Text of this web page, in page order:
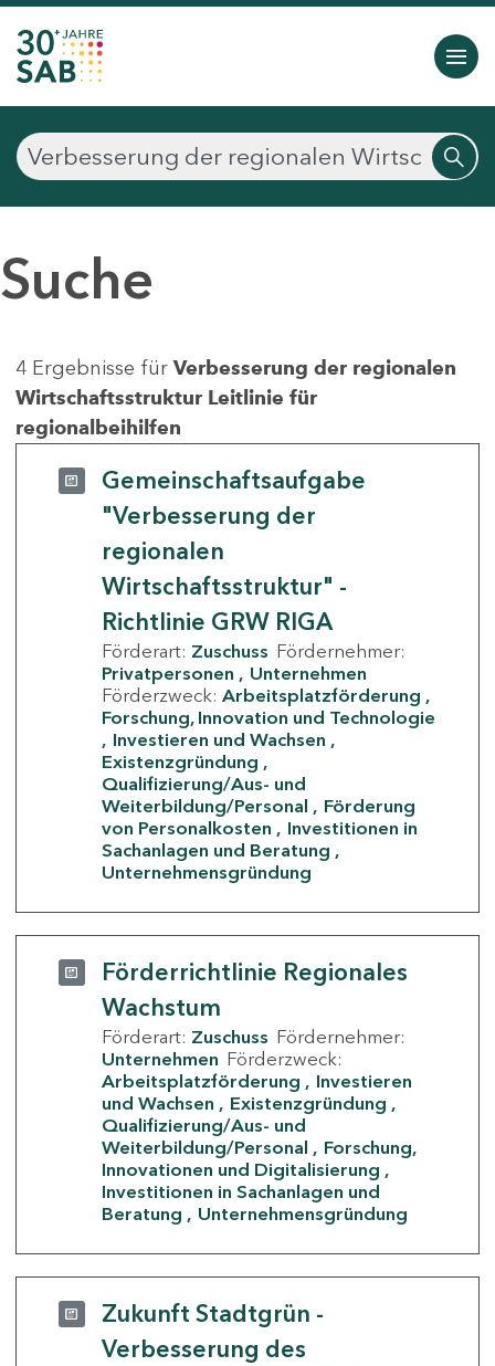
Suche
4 Ergebnisse für Verbesserung der regionalen
Wirtschaftsstruktur Leitlinie für
regionalbeihilfen
Gemeinschaftsaufgabe
"Verbesserung der
regionalen
Wirtschaftsstruktur" -
Richtlinie GRW RIGA
Förderart: Zuschuss Fördernehmer:
Privatpersonen
Unternehmen
Förderzweck: Arbeitsplatzförderung
Forschung, Innovation und Technologie
Investieren und Wachsen
Existenzgründung
Qualifizierung/Aus- und
Weiterbildung/Personal
Förderung
von Personalkosten
Investitionen in
Sachanlagen und Beratung
Unternehmensgründung
Förderrichtlinie Regionales
Wachstum
Förderart: Zuschuss Fördernehmer:
Unternehmen Förderzweck:
Arbeitsplatzförderung
Investieren
und Wachsen
Existenzgründung
Qualifizierung/Aus- und
Weiterbildung/Personal
Forschung,
Innovationen und Digitalisierung
Investitionen in Sachanlagen und
Beratung
Unternehmensgründung
Zukunft Stadtgrün -
Verbesserung des